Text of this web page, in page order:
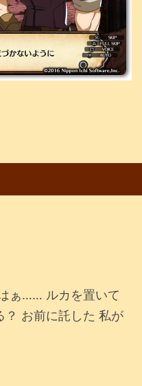
ぁ…… ルカを置いて
？ お前に託した 私が